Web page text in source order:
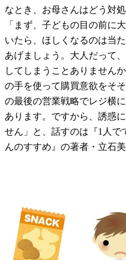
なとき、お母さんはどう対
「まず、子どもの目の前に
いたら、ほしくなるのは当
あげましょう。大人だって
してしまうことありません
の手を使って購買意欲をそ
の最後の営業戦略でレジ横
あります。ですから、誘惑
せん」と、話すのは『1人
んのすすめ』の著者・立石美